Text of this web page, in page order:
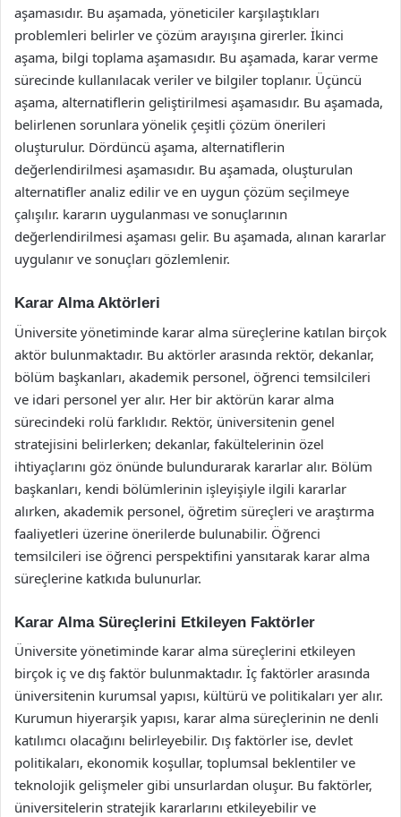
aşamasıdır. Bu aşamada, yöneticiler karşılaştıkları
problemleri belirler ve çözüm arayışına girerler. İkinci
aşama, bilgi toplama aşamasıdır. Bu aşamada, karar verme
sürecinde kullanılacak veriler ve bilgiler toplanır. Üçüncü
aşama, alternatiflerin geliştirilmesi aşamasıdır. Bu aşamada,
belirlenen sorunlara yönelik çeşitli çözüm önerileri
oluşturulur. Dördüncü aşama, alternatiflerin
değerlendirilmesi aşamasıdır. Bu aşamada, oluşturulan
alternatifler analiz edilir ve en uygun çözüm seçilmeye
çalışılır. kararın uygulanması ve sonuçlarının
değerlendirilmesi aşaması gelir. Bu aşamada, alınan kararlar
uygulanır ve sonuçları gözlemlenir.
Karar Alma Aktörleri
Üniversite yönetiminde karar alma süreçlerine katılan birçok
aktör bulunmaktadır. Bu aktörler arasında rektör, dekanlar,
bölüm başkanları, akademik personel, öğrenci temsilcileri
ve idari personel yer alır. Her bir aktörün karar alma
sürecindeki rolü farklıdır. Rektör, üniversitenin genel
stratejisini belirlerken; dekanlar, fakültelerinin özel
ihtiyaçlarını göz önünde bulundurarak kararlar alır. Bölüm
başkanları, kendi bölümlerinin işleyişiyle ilgili kararlar
alırken, akademik personel, öğretim süreçleri ve araştırma
faaliyetleri üzerine önerilerde bulunabilir. Öğrenci
temsilcileri ise öğrenci perspektifini yansıtarak karar alma
süreçlerine katkıda bulunurlar.
Karar Alma Süreçlerini Etkileyen Faktörler
Üniversite yönetiminde karar alma süreçlerini etkileyen
birçok iç ve dış faktör bulunmaktadır. İç faktörler arasında
üniversitenin kurumsal yapısı, kültürü ve politikaları yer alır.
Kurumun hiyerarşik yapısı, karar alma süreçlerinin ne denli
katılımcı olacağını belirleyebilir. Dış faktörler ise, devlet
politikaları, ekonomik koşullar, toplumsal beklentiler ve
teknolojik gelişmeler gibi unsurlardan oluşur. Bu faktörler,
üniversitelerin stratejik kararlarını etkileyebilir ve